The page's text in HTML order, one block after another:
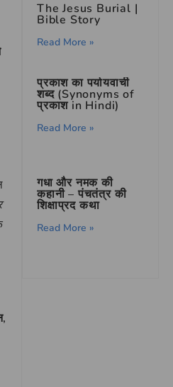
The Jesus Burial |
Bible Story
Read More »
प्रकाश का पर्यायवाची
शब्द (Synonyms of
प्रकाश in Hindi)
Read More »
गधा और नमक की
कहानी – पंचतंत्र की
शिक्षाप्रद कथा
Read More »